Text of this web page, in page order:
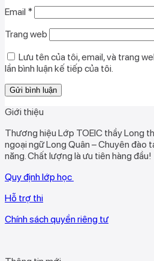
Email *
Trang web
Lưu tên của tôi, email, và trang
lần bình luận kế tiếp của tôi.
Giới thiệu
Thương hiệu Lớp TOEIC thầy Long
ngoại ngữ Long Quân – Chuyên đào
năng. Chất lượng là ưu tiên hàng đầu!
Quy định lớp học
Hỗ trợ thi
Chính sách quyền riêng tư